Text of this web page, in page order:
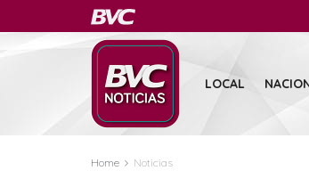
LOCAL
Home Noticias